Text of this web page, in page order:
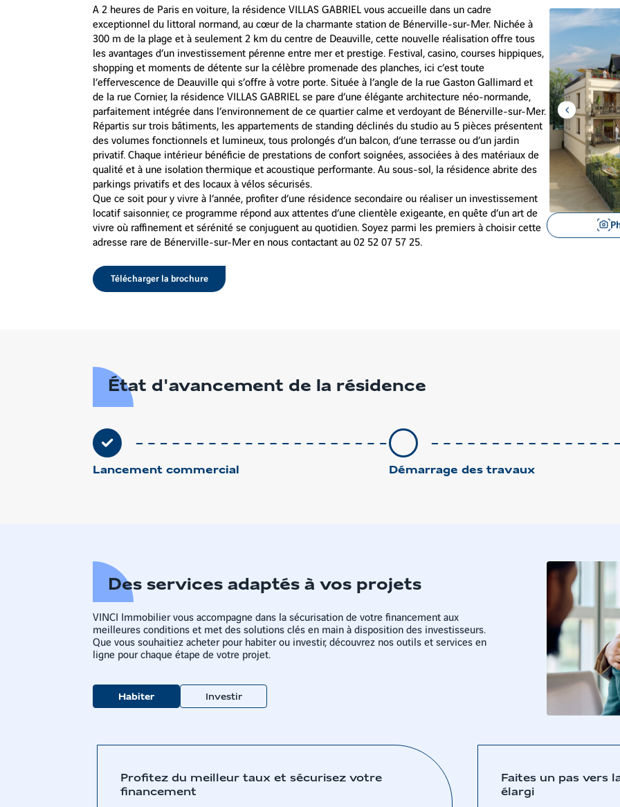
A 2 heures de Paris en voiture, la résidence VILLAS GABRIEL vous accueille dans un cadre
exceptionnel du littoral normand, au cœur de la charmante station de Bénerville-sur-Mer. Nichée à
300 m de la plage et à seulement 2 km du centre de Deauville, cette nouvelle réalisation offre tous
les avantages d’un investissement pérenne entre mer et prestige. Festival, casino, courses hippiques,
shopping et moments de détente sur la célèbre promenade des planches, ici c’est toute
l’effervescence de Deauville qui s’offre à votre porte. Située à l’angle de la rue Gaston Gallimard et
de la rue Cornier, la résidence VILLAS GABRIEL se pare d’une élégante architecture néo-normande,
parfaitement intégrée dans l’environnement de ce quartier calme et verdoyant de Bénerville-sur-Mer.
Répartis sur trois bâtiments, les appartements de standing déclinés du studio au 5 pièces présentent
des volumes fonctionnels et lumineux, tous prolongés d’un balcon, d’une terrasse ou d’un jardin
privatif. Chaque intérieur bénéficie de prestations de confort soignées, associées à des matériaux de
qualité et à une isolation thermique et acoustique performante. Au sous-sol, la résidence abrite des
parkings privatifs et des locaux à vélos sécurisés.
Que ce soit pour y vivre à l’année, profiter d’une résidence secondaire ou réaliser un investissement
locatif saisonnier, ce programme répond aux attentes d’une clientèle exigeante, en quête d’un art de
vivre où raffinement et sérénité se conjuguent au quotidien. Soyez parmi les premiers à choisir cette
adresse rare de Bénerville-sur-Mer en nous contactant au 02 52 07 57 25.
Télécharger la brochure
Aller
à
l'item
précédent
Voir
les
images
gros
Voir
les
images
État d'avancement de la résidence
Lancement commercial Démarrage des travaux
Des services adaptés à vos projets
VINCI Immobilier vous accompagne dans la sécurisation de votre financement aux
meilleures conditions et met des solutions clés en main à disposition des investisseurs.
Que vous souhaitiez acheter pour habiter ou investir, découvrez nos outils et services en
ligne pour chaque étape de votre projet.
Habiter Investir
Profitez du meilleur taux et sécurisez votre
financement
Faites un pas vers
élargi